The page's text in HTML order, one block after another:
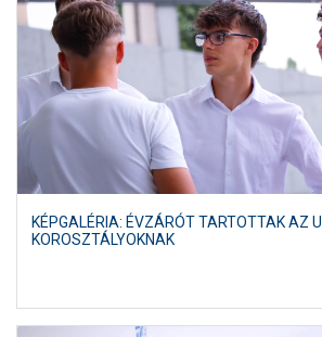
KÉPGALÉRIA: ÉVZÁRÓT TARTOTTAK AZ
KOROSZTÁLYOKNAK